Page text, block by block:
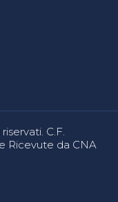
C.F.
Ricevute da CNA